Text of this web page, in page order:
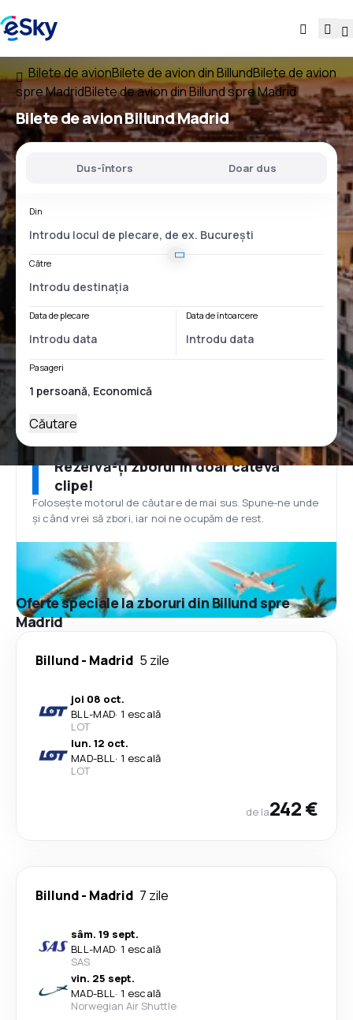
Bilete de avionBilete de avion din BillundBilete de avion
spre MadridBilete de avion din Billund spre Madrid
Bilete de avionBillund Madrid
Dus-întors Doar dus
Din
Către
Data de plecare Data de întoarcere
Pasageri
Căutare
Rezervă-ți zborul în doar câteva
clipe!
Folosește motorul de căutare de mai sus. Spune-ne unde
și când vrei să zbori, iar noi ne ocupăm de rest.
Oferte speciale la zboruri din Billund spre
Madrid
Billund- Madrid 5 zile
joi 08 oct.
BLL-MAD· 1 escală
LOT
lun. 12 oct.
MAD-BLL· 1 escală
LOT
de la242 €
Billund- Madrid 7 zile
sâm. 19 sept.
BLL-MAD· 1 escală
SAS
vin. 25 sept.
MAD-BLL· 1 escală
Norwegian Air Shuttle